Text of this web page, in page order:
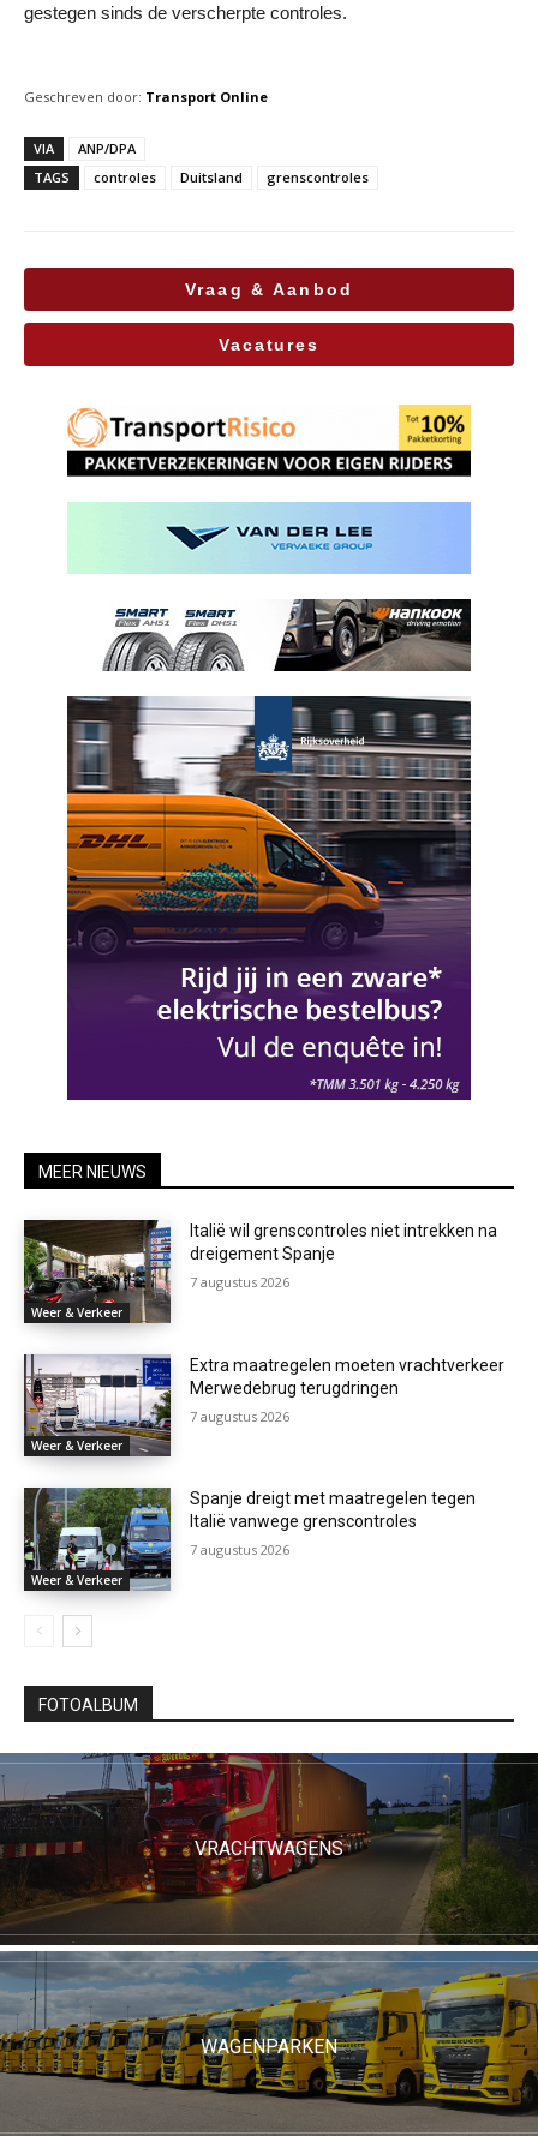
gestegen sinds de verscherpte controles.
Geschreven door: Transport Online
VIA
ANP/DPA
TAGS
controles Duitsland grenscontroles
Vraag & Aanbod
Vacatures
MEER NIEUWS
Weer & Verkeer
Italië wil grenscontroles niet intrekken na
dreigement Spanje
7 augustus 2026
Weer & Verkeer
Extra maatregelen moeten vrachtverkeer
Merwedebrug terugdringen
7 augustus 2026
Weer & Verkeer
Spanje dreigt met maatregelen tegen
Italië vanwege grenscontroles
7 augustus 2026
FOTOALBUM
VRACHTWAGENS
WAGENPARKEN